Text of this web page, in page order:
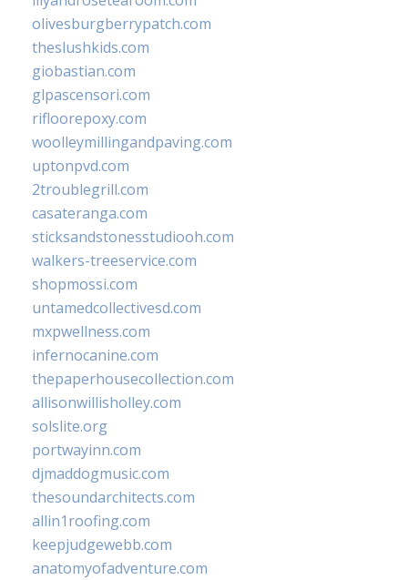
olivesburgberrypatch.com
theslushkids.com
giobastian.com
glpascensori.com
rifloorepoxy.com
woolleymillingandpaving.com
uptonpvd.com
2troublegrill.com
casateranga.com
sticksandstonesstudiooh.com
walkers-treeservice.com
shopmossi.com
untamedcollectivesd.com
mxpwellness.com
infernocanine.com
thepaperhousecollection.com
allisonwillisholley.com
solslite.org
portwayinn.com
djmaddogmusic.com
thesoundarchitects.com
allin1roofing.com
keepjudgewebb.com
anatomyofadventure.com